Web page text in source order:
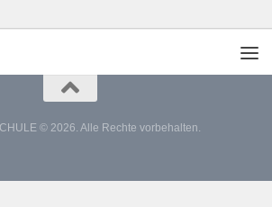
© 2026. Alle Rechte vorbehalten.